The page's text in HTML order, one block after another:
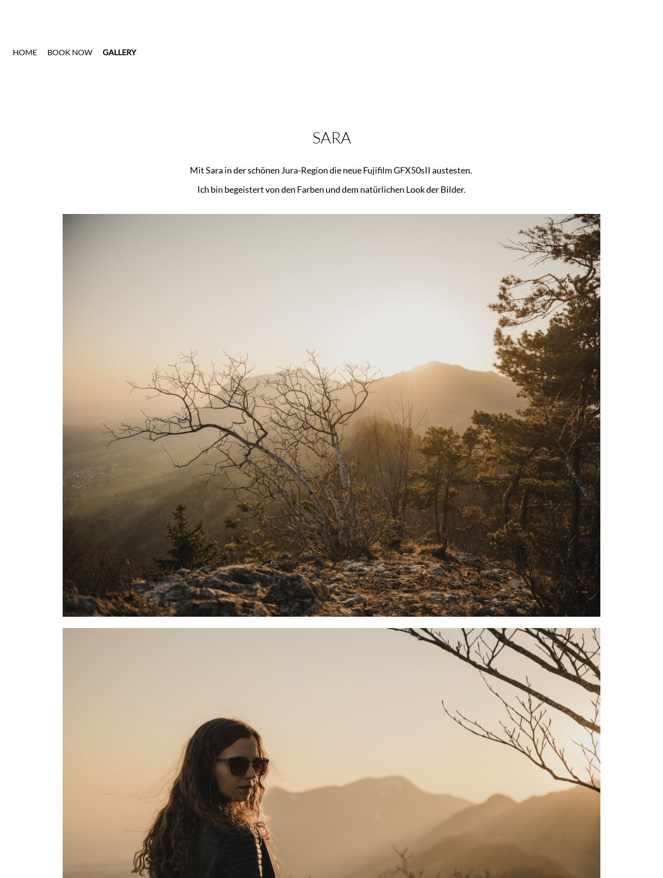
HOME BOOK NOW GALLERY
SARA
Mit Sara in der schönen Jura-Region die neue Fujifilm GFX50sII austesten.
Ich bin begeistert von den Farben und dem natürlichen Look der Bilder.